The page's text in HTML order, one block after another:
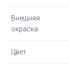
Внешняя
окраска
Цвет